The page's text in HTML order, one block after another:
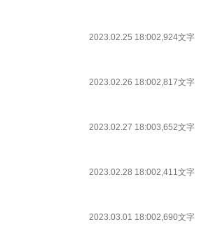
2023.02.25 18:002,924文字
2023.02.26 18:002,817文字
2023.02.27 18:003,652文字
2023.02.28 18:002,411文字
2023.03.01 18:002,690文字